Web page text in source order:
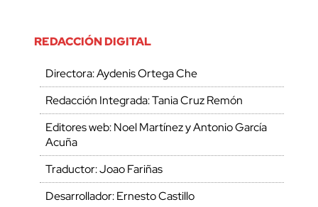
REDACCIÓN DIGITAL
Directora: Aydenis Ortega Che
Redacción Integrada: Tania Cruz Remón
Editores web: Noel Martínez y Antonio García
Acuña
Traductor: Joao Fariñas
Desarrollador: Ernesto Castillo